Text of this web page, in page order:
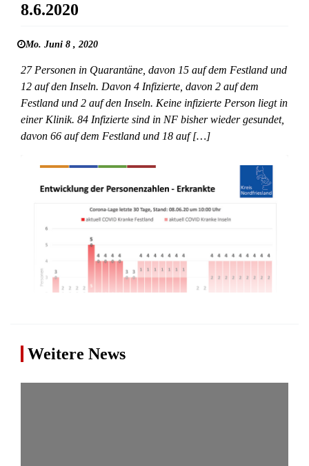
8.6.2020
Mo. Juni 8 , 2020
27 Personen in Quarantäne, davon 15 auf dem Festland und
12 auf den Inseln. Davon 4 Infizierte, davon 2 auf dem
Festland und 2 auf den Inseln. Keine infizierte Person liegt in
einer Klinik. 84 Infizierte sind in NF bisher wieder gesundet,
davon 66 auf dem Festland und 18 auf […]
Weitere News